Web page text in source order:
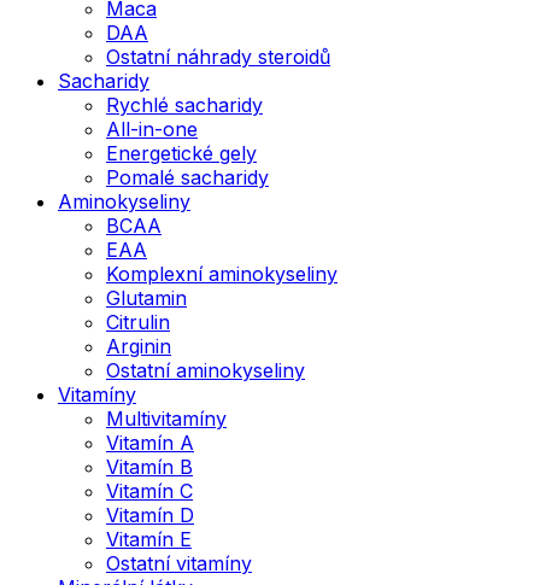
Maca
DAA
Ostatní náhrady steroidů
Sacharidy
Rychlé sacharidy
All-in-one
Energetické gely
Pomalé sacharidy
Aminokyseliny
BCAA
EAA
Komplexní aminokyseliny
Glutamin
Citrulin
Arginin
Ostatní aminokyseliny
Vitamíny
Multivitamíny
Vitamín A
Vitamín B
Vitamín C
Vitamín D
Vitamín E
Ostatní vitamíny